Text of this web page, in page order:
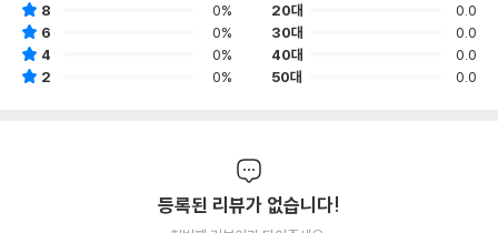
8
0%
6
0%
4
0%
2
0%
20대
0.0
30대
0.0
40대
0.0
50대
0.0
등록된 리뷰가 없습니다!